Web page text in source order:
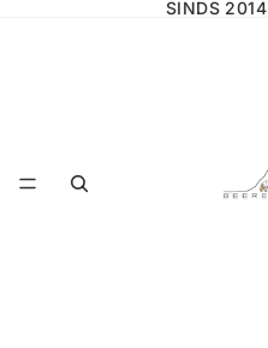
SINDS 2014